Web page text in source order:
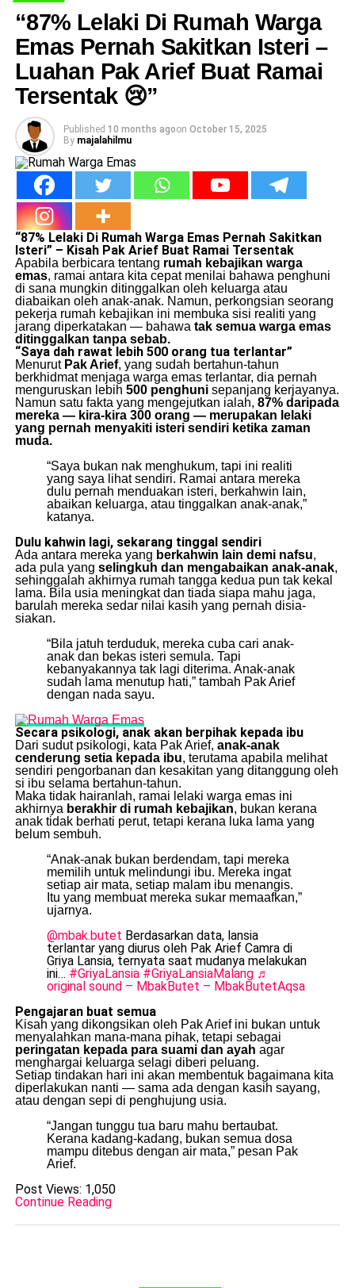
“87% Lelaki Di Rumah Warga
Emas Pernah Sakitkan Isteri –
Luahan Pak Arief Buat Ramai
Tersentak 😢”
Published 10 months agoon October 15, 2025
By majalahilmu
“87% Lelaki Di Rumah Warga Emas Pernah Sakitkan
Isteri” – Kisah Pak Arief Buat Ramai Tersentak
Apabila berbicara tentang rumah kebajikan warga
emas, ramai antara kita cepat menilai bahawa penghuni
di sana mungkin ditinggalkan oleh keluarga atau
diabaikan oleh anak-anak. Namun, perkongsian seorang
pekerja rumah kebajikan ini membuka sisi realiti yang
jarang diperkatakan — bahawa tak semua warga emas
ditinggalkan tanpa sebab.
“Saya dah rawat lebih 500 orang tua terlantar”
Menurut Pak Arief, yang sudah bertahun-tahun
berkhidmat menjaga warga emas terlantar, dia pernah
menguruskan lebih 500 penghunisepanjang kerjayanya.
Namun satu fakta yang mengejutkan ialah, 87% daripada
mereka — kira-kira 300 orang — merupakan lelaki
yang pernah menyakiti isteri sendiri ketika zaman
muda.
“Saya bukan nak menghukum, tapi ini realiti
yang saya lihat sendiri. Ramai antara mereka
dulu pernah menduakan isteri, berkahwin lain,
abaikan keluarga, atau tinggalkan anak-anak,”
katanya.
Dulu kahwin lagi, sekarang tinggal sendiri
Ada antara mereka yang berkahwin lain demi nafsu,
ada pula yang selingkuh dan mengabaikan anak-anak,
sehinggalah akhirnya rumah tangga kedua pun tak kekal
lama. Bila usia meningkat dan tiada siapa mahu jaga,
barulah mereka sedar nilai kasih yang pernah disia-
siakan.
“Bila jatuh terduduk, mereka cuba cari anak-
anak dan bekas isteri semula. Tapi
kebanyakannya tak lagi diterima. Anak-anak
sudah lama menutup hati,” tambah Pak Arief
dengan nada sayu.
Secara psikologi, anak akan berpihak kepada ibu
Dari sudut psikologi, kata Pak Arief, anak-anak
cenderung setia kepada ibu, terutama apabila melihat
sendiri pengorbanan dan kesakitan yang ditanggung oleh
si ibu selama bertahun-tahun.
Maka tidak hairanlah, ramai lelaki warga emas ini
akhirnya berakhir di rumah kebajikan, bukan kerana
anak tidak berhati perut, tetapi kerana luka lama yang
belum sembuh.
“Anak-anak bukan berdendam, tapi mereka
memilih untuk melindungi ibu. Mereka ingat
setiap air mata, setiap malam ibu menangis.
Itu yang membuat mereka sukar memaafkan,”
ujarnya.
@mbak.butet Berdasarkan data, lansia
terlantar yang diurus oleh Pak Arief Camra di
Griya Lansia, ternyata saat mudanya melakukan
ini… #GriyaLansia #GriyaLansiaMalang ♬
original sound – MbakButet – MbakButetAqsa
Pengajaran buat semua
Kisah yang dikongsikan oleh Pak Arief ini bukan untuk
menyalahkan mana-mana pihak, tetapi sebagai
peringatan kepada para suami dan ayah agar
menghargai keluarga selagi diberi peluang.
Setiap tindakan hari ini akan membentuk bagaimana kita
diperlakukan nanti — sama ada dengan kasih sayang,
atau dengan sepi di penghujung usia.
“Jangan tunggu tua baru mahu bertaubat.
Kerana kadang-kadang, bukan semua dosa
mampu ditebus dengan air mata,” pesan Pak
Arief.
Post Views: 1,050
Continue Reading